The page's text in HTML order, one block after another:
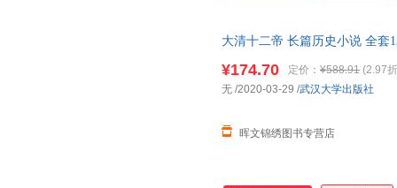
大清十二帝 长篇历史小说 全套
¥174.70 定价： ¥588.91 (2.97
晖文锦绣图书专营店
无 /2020-03-29 /武汉大学出版社